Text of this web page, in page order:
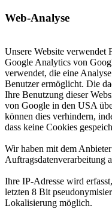
Web-Analyse
Unsere Website verwendet
Google Analytics von
verwendet, die eine
Benutzer ermöglicht. Die
Ihre Benutzung dieser
von Google in den USA
können dies verhindern,
dass keine Cookies
Wir haben mit dem
Auftragsdatenverarbeitung
Ihre IP-Adresse wird
letzten 8 Bit
Lokalisierung möglich.